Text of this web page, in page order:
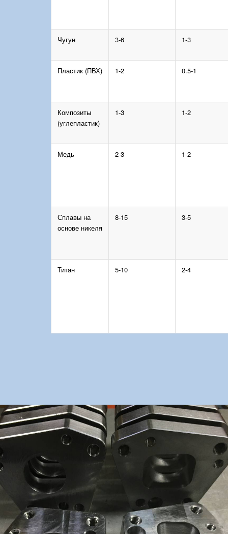
Чугун 3-6 1-3
Пластик (ПВХ) 1-2 0.5-1
Композиты
(углепластик)
1-3 1-2
Медь 2-3 1-2
Сплавы на
основе никеля
8-15 3-5
Титан 5-10 2-4